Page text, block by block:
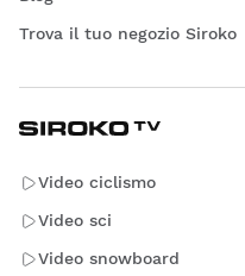
Trova il tuo negozio Siroko
Video ciclismo
Video sci
Video snowboard